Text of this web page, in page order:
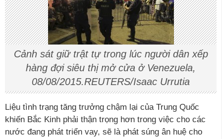
Cảnh sát giữ trật tự trong lúc người dân xếp
hàng đợi siêu thị mở cửa ở Venezuela,
08/08/2015.REUTERS/Isaac Urrutia
Liệu tình trạng tăng trưởng chậm lại của Trung Quốc
khiến Bắc Kinh phải thận trọng hơn trong việc cho các
nước đang phát triển vay, sẽ là phát súng ân huệ cho